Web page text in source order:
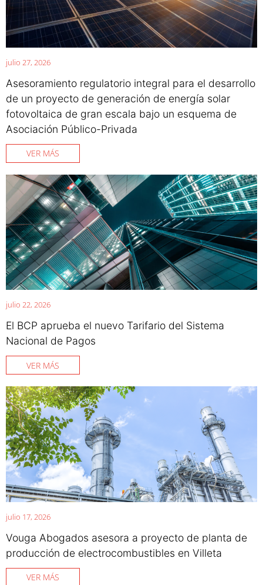
julio 27, 2026
Asesoramiento regulatorio integral para el desarrollo
de un proyecto de generación de energía solar
fotovoltaica de gran escala bajo un esquema de
Asociación Público-Privada
VER MÁS
julio 22, 2026
El BCP aprueba el nuevo Tarifario del Sistema
Nacional de Pagos
VER MÁS
julio 17, 2026
Vouga Abogados asesora a proyecto de planta de
producción de electrocombustibles en Villeta
VER MÁS